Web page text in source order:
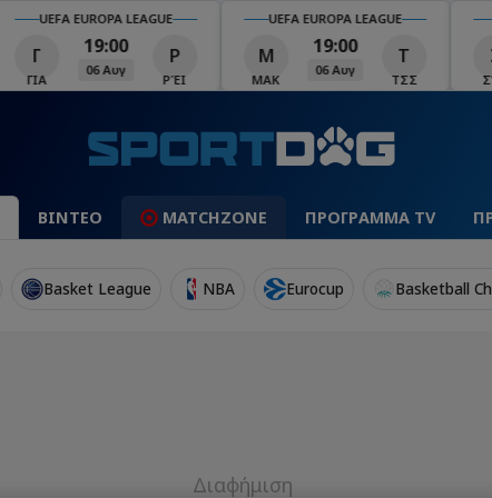
UEFA EUROPA LEAGUE
ΓΙΑ
19:00
06 Αυγ
ΡΈΙ
UEFA EUROPA LEAGUE
ΜΑΚ
19:00
06 Αυγ
ΤΣΣ ΣΆΛ
ΒΙΝΤΕΟ MATCHZONE ΠΡΟΓΡΑΜΜΑ TV
Basket League NBA Eurocup Basketball